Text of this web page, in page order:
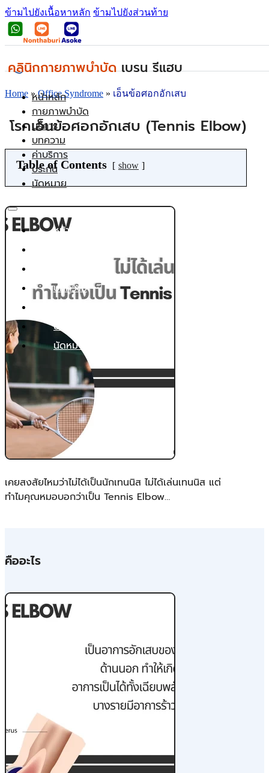
ข้ามไปยังเนื้อหาหลัก ข้ามไปยังส่วนท้าย
คลินิกกายภาพบำบัดเบรน รีแฮบ
หน้าหลัก
กายภาพบำบัด
บริการ
บทความ
ค่าบริการ
ประกัน
นัดหมาย
หน้าหลัก
บทความ
ประกัน
นัดหมาย
Home »Office Syndrome » เอ็นข้อศอกอักเสบ
โรคเอ็นข้อศอกอักเสบ (Tennis Elbow)
Table of Contents show
เคยสงสัยไหมว่าไม่ได้เป็นนักเทนนิส ไม่ได้เล่นเทนนิส แต่
ทำไมคุณหมอบอกว่าเป็น Tennis Elbow…
คืออะไร